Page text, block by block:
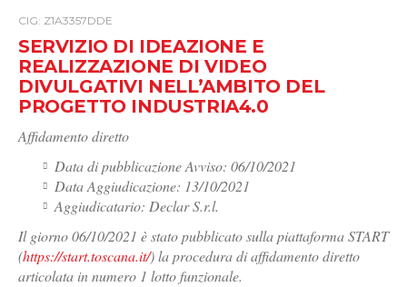
CIG: Z1A3357DDE
SERVIZIO DI IDEAZIONE E
REALIZZAZIONE DI VIDEO
DIVULGATIVI NELL’AMBITO DEL
PROGETTO INDUSTRIA4.0
Affidamento diretto
Data di pubblicazione Avviso: 06/10/2021
Data Aggiudicazione: 13/10/2021
Aggiudicatario: Declar S.r.l.
Il giorno 06/10/2021 è stato pubblicato sulla piattaforma START
(https://start.toscana.it/) la procedura di affidamento diretto
articolata in numero 1 lotto funzionale.